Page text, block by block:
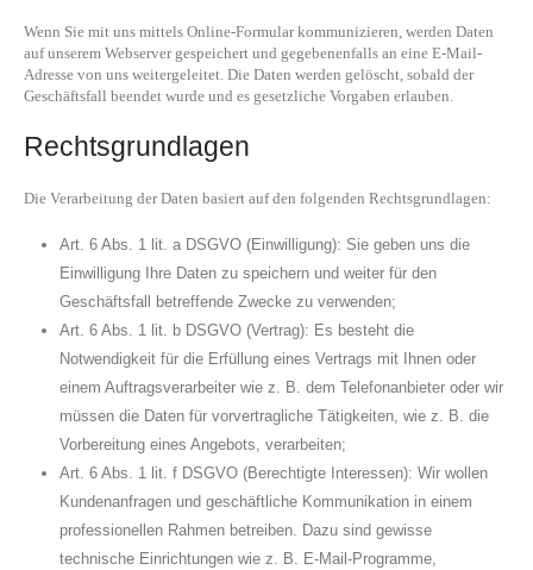
Wenn Sie mit uns mittels Online-Formular kommunizieren, werden Daten
auf unserem Webserver gespeichert und gegebenenfalls an eine E-Mail-
Adresse von uns weitergeleitet. Die Daten werden gelöscht, sobald der
Geschäftsfall beendet wurde und es gesetzliche Vorgaben erlauben.
Rechtsgrundlagen
Die Verarbeitung der Daten basiert auf den folgenden Rechtsgrundlagen:
Art. 6 Abs. 1 lit. a DSGVO (Einwilligung): Sie geben uns die
Einwilligung Ihre Daten zu speichern und weiter für den
Geschäftsfall betreffende Zwecke zu verwenden;
Art. 6 Abs. 1 lit. b DSGVO (Vertrag): Es besteht die
Notwendigkeit für die Erfüllung eines Vertrags mit Ihnen oder
einem Auftragsverarbeiter wie z. B. dem Telefonanbieter oder wir
müssen die Daten für vorvertragliche Tätigkeiten, wie z. B. die
Vorbereitung eines Angebots, verarbeiten;
Art. 6 Abs. 1 lit. f DSGVO (Berechtigte Interessen): Wir wollen
Kundenanfragen und geschäftliche Kommunikation in einem
professionellen Rahmen betreiben. Dazu sind gewisse
technische Einrichtungen wie z. B. E-Mail-Programme,